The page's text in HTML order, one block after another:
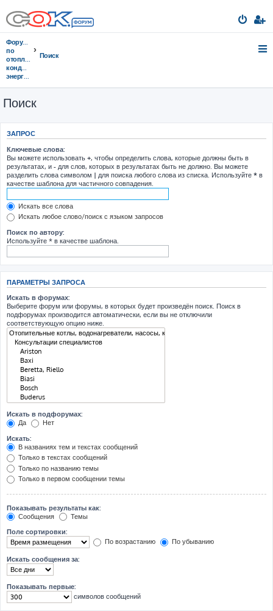
Форумы
по
отоплению,
кондиционированию,
энергосбережению
Поиск
Поиск
ЗАПРОС
Ключевые слова:
Вы можете использовать +, чтобы определить слова, которые должны быть в
результатах, и - для слов, которых в результатах быть не должно. Вы можете
разделить слова символом | для поиска любого слова из списка. Используйте * в
качестве шаблона для частичного совпадения.
Искать все слова
Искать любое слово/поиск с языком запросов
Поиск по автору:
Используйте * в качестве шаблона.
ПАРАМЕТРЫ ЗАПРОСА
Искать в форумах:
Выберите форум или форумы, в которых будет произведён поиск. Поиск в
подфорумах производится автоматически, если вы не отключили
соответствующую опцию ниже.
Искать в подфорумах:
Да
Нет
Искать:
В названиях тем и текстах сообщений
Только в текстах сообщений
Только по названию темы
Только в первом сообщении темы
Показывать результаты как:
Сообщения
Темы
Поле сортировки:
По возрастанию
По убыванию
Искать сообщения за:
Показывать первые:
символов сообщений